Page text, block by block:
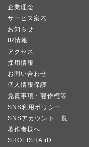
企業理念
サービス案内
お知らせ
IR情報
アクセス
採用情報
お問い合わせ
個人情報保護
免責事項・著作権等
SNS利用ポリシー
SNSアカウント一覧
著作者様へ
SHOEISHA iD